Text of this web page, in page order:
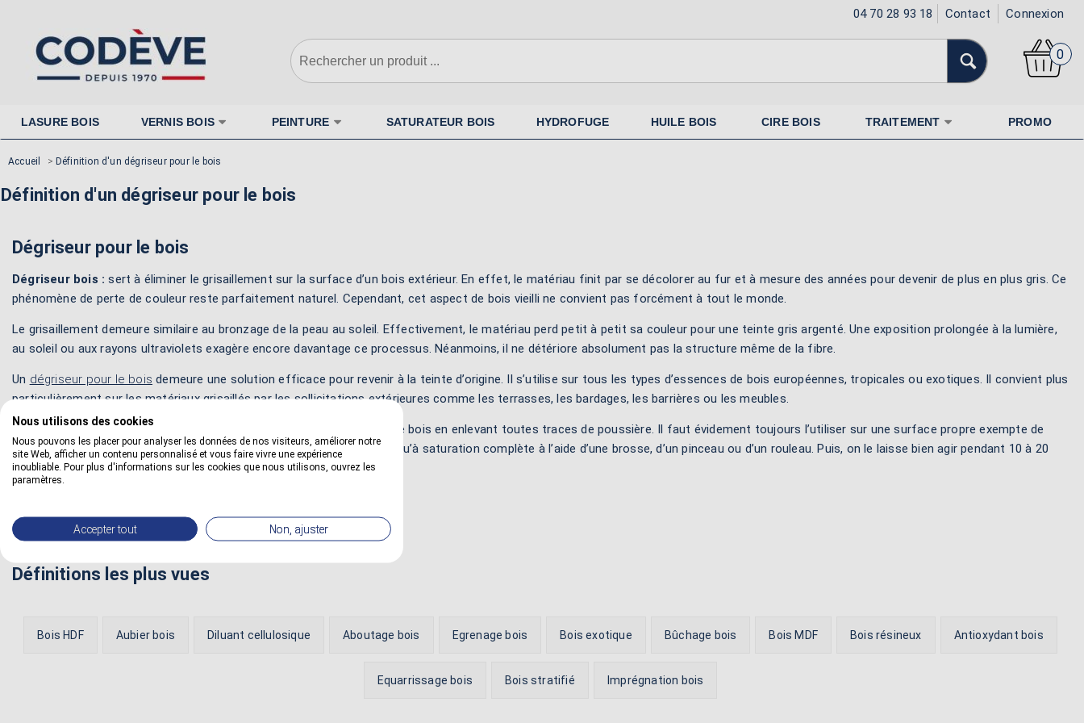
04 70 28 93 18 Contact Connexion
0
LASURE BOIS VERNIS BOIS PEINTURE SATURATEUR BOIS HYDROFUGE HUILE BOIS CIRE BOIS TRAITEMENT PROMO
Accueil > Définition d'un dégriseur pour le bois
Définition d'un dégriseur pour le bois
Dégriseur pour le bois
Dégriseur bois : sert à éliminer le grisaillement sur la surface d’un bois extérieur. En effet, le matériau finit par se décolorer au fur et à mesure des années pour devenir de plus en plus gris. Ce
phénomène de perte de couleur reste parfaitement naturel. Cependant, cet aspect de bois vieilli ne convient pas forcément à tout le monde.
Le grisaillement demeure similaire au bronzage de la peau au soleil. Effectivement, le matériau perd petit à petit sa couleur pour une teinte gris argenté. Une exposition prolongée à la lumière,
au soleil ou aux rayons ultraviolets exagère encore davantage ce processus. Néanmoins, il ne détériore absolument pas la structure même de la fibre.
Un dégriseur pour le bois demeure une solution efficace pour revenir à la teinte d’origine. Il s’utilise sur tous les types d’essences de bois européennes, tropicales ou exotiques. Il convient plus
particulièrement sur les matériaux grisaillés par les sollicitations extérieures comme les terrasses, les bardages, les barrières ou les meubles.
Pour appliquer un dégriseur, on commence toujours par bien nettoyer le bois en enlevant toutes traces de poussière. Il faut évidement toujours l’utiliser sur une surface propre exempte de
vernis, de lasure, d’huile ou de cire. Ensuite, on imprègne le support jusqu’à saturation complète à l’aide d’une brosse, d’un pinceau ou d’un rouleau. Puis, on le laisse bien agir pendant 10 à 20
minutes avant de le frotter avec une brosse en nylon.
Définitions les plus vues
Bois HDF Aubier bois Diluant cellulosique Aboutage bois Egrenage bois Bois exotique Bûchage bois Bois MDF Bois résineux Antioxydant bois
Equarrissage bois Bois stratifié Imprégnation bois
Nous utilisons des cookies
Nous pouvons les placer pour analyser les données de nos visiteurs, améliorer notre
site Web, afficher un contenu personnalisé et vous faire vivre une expérience
inoubliable. Pour plus d'informations sur les cookies que nous utilisons, ouvrez les
paramètres.
Accepter tout Non, ajuster